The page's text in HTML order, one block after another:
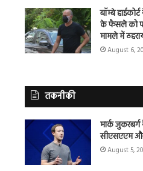
बॉम्बे
के फैसले को
मामले में
August 6,
तकनीकी
मार्क
सीएसएएम
August 5,